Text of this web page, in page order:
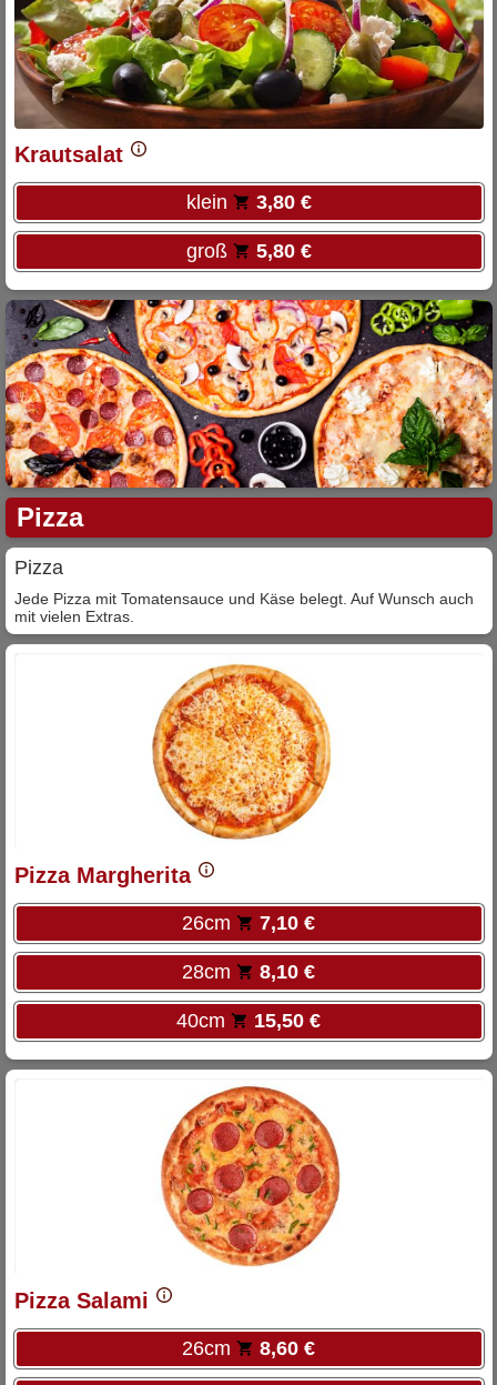
Krautsalat
klein 3,80 €
groß 5,80 €
Pizza
Pizza
Jede Pizza mit Tomatensauce und Käse belegt. Auf Wunsch auch
mit vielen Extras.
Pizza Margherita
26cm 7,10 €
28cm 8,10 €
40cm 15,50 €
Pizza Salami
26cm 8,60 €